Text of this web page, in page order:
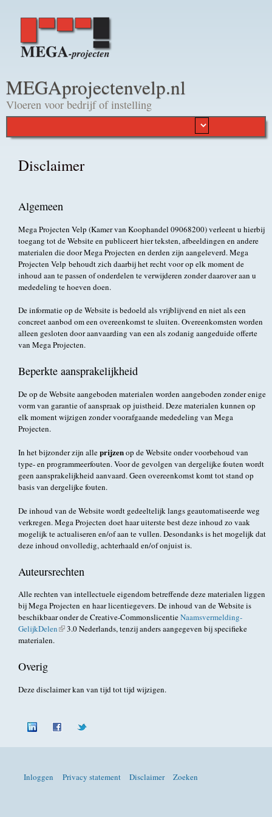
MEGAprojectenvelp.nl
Vloeren voor bedrijf of instelling
Disclaimer
Algemeen
Mega Projecten Velp (Kamer van Koophandel 09068200) verleent u hierbij
toegang tot de Website en publiceert hier teksten, afbeeldingen en andere
materialen die door Mega Projecten en derden zijn aangeleverd. Mega
Projecten Velp behoudt zich daarbij het recht voor op elk moment de
inhoud aan te passen of onderdelen te verwijderen zonder daarover aan u
mededeling te hoeven doen.
De informatie op de Website is bedoeld als vrijblijvend en niet als een
concreet aanbod om een overeenkomst te sluiten. Overeenkomsten worden
alleen gesloten door aanvaarding van een als zodanig aangeduide offerte
van Mega Projecten.
Beperkte aansprakelijkheid
De op de Website aangeboden materialen worden aangeboden zonder enige
vorm van garantie of aanspraak op juistheid. Deze materialen kunnen op
elk moment wijzigen zonder voorafgaande mededeling van Mega
Projecten.
In het bijzonder zijn alleprijzenop de Website onder voorbehoud van
type- en programmeerfouten. Voor de gevolgen van dergelijke fouten wordt
geen aansprakelijkheid aanvaard. Geen overeenkomst komt tot stand op
basis van dergelijke fouten.
De inhoud van de Website wordt gedeeltelijk langs geautomatiseerde weg
verkregen. Mega Projecten doet haar uiterste best deze inhoud zo vaak
mogelijk te actualiseren en/of aan te vullen. Desondanks is het mogelijk dat
deze inhoud onvolledig, achterhaald en/of onjuist is.
Auteursrechten
Alle rechten van intellectuele eigendom betreffende deze materialen liggen
bij Mega Projecten en haar licentiegevers. De inhoud van de Website is
beschikbaar onder de Creative-CommonslicentieNaamsvermelding-
GelijkDelen(externe link)
3.0 Nederlands, tenzij anders aangegeven bij specifieke
materialen.
Overig
Deze disclaimer kan van tijd tot tijd wijzigen.
Inloggen Privacy statement Disclaimer Zoeken